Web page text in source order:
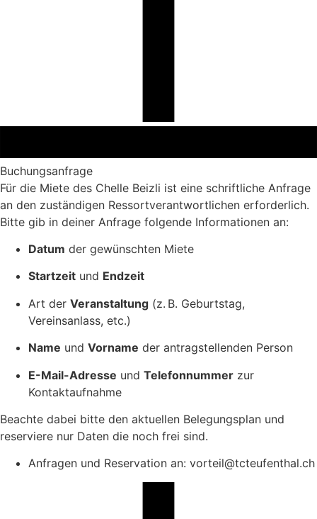
Buchungsanfrage
Für die Miete des Chelle Beizli ist eine schriftliche Anfrage
an den zuständigen Ressortverantwortlichen erforderlich.
Bitte gib in deiner Anfrage folgende Informationen an:
Datum der gewünschten Miete
Startzeit und Endzeit
Art der Veranstaltung (z. B. Geburtstag,
Vereinsanlass, etc.)
Name und Vorname der antragstellenden Person
E-Mail-Adresse und Telefonnummer zur
Kontaktaufnahme
Beachte dabei bitte den aktuellen Belegungsplan und
reserviere nur Daten die noch frei sind.
Anfragen und Reservation an: vorteil@tcteufenthal.ch